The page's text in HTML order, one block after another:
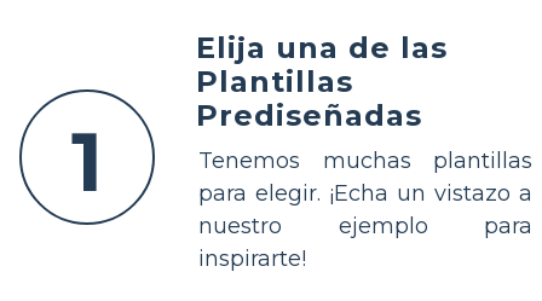
1
Elija una de las
Plantillas
Prediseñadas
Tenemos muchas plantillas
para elegir. ¡Echa un vistazo a
nuestro ejemplo para
inspirarte!